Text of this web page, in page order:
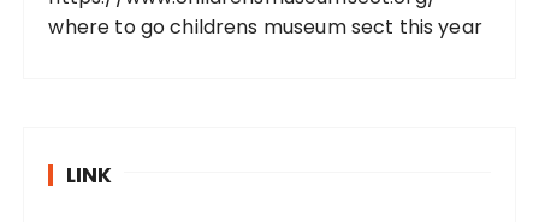
where to go childrens museum sect this year
LINK